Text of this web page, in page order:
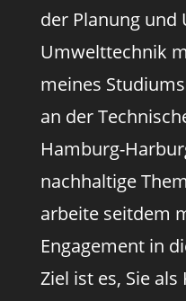
der Planung und
Umwelttechnik
meines
an der
Hamburg-
nachhaltige
arbeite seitdem
Engagement in
Ziel ist es, Sie